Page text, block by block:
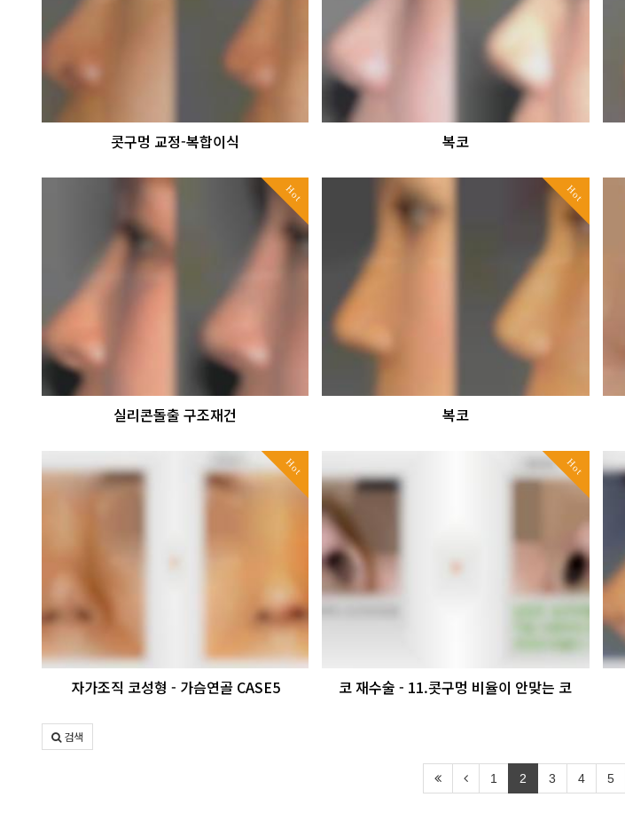
콧구멍 교정-복합이식 복코
Hot
실리콘돌출 구조재건
Hot
복코
Hot
자가조직 코성형 - 가슴연골 CASE5
Hot
코 재수술 - 11.콧구멍 비율이 안맞는 코
검색
1 2 3 4 5